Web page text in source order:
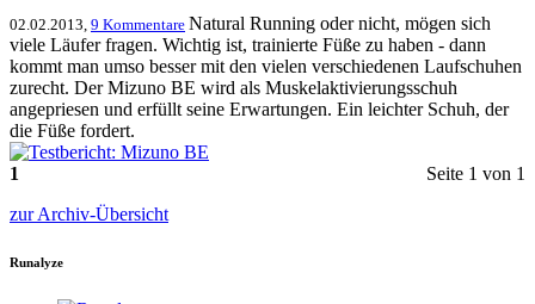
02.02.2013, 9 Kommentare Natural Running oder nicht, mögen sich
viele Läufer fragen. Wichtig ist, trainierte Füße zu haben - dann
kommt man umso besser mit den vielen verschiedenen Laufschuhen
zurecht. Der Mizuno BE wird als Muskelaktivierungsschuh
angepriesen und erfüllt seine Erwartungen. Ein leichter Schuh, der
die Füße fordert.
Seite 1 von 1
1
zur Archiv-Übersicht
Runalyze